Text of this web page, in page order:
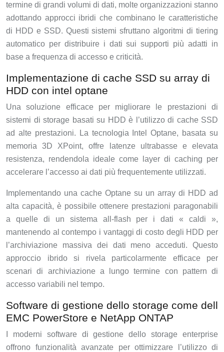
termine di grandi volumi di dati, molte organizzazioni stanno
adottando approcci ibridi che combinano le caratteristiche
di HDD e SSD. Questi sistemi sfruttano algoritmi di tiering
automatico per distribuire i dati sui supporti più adatti in
base a frequenza di accesso e criticità.
Implementazione di cache SSD su array di
HDD con intel optane
Una soluzione efficace per migliorare le prestazioni di
sistemi di storage basati su HDD è l’utilizzo di cache SSD
ad alte prestazioni. La tecnologia Intel Optane, basata su
memoria 3D XPoint, offre latenze ultrabasse e elevata
resistenza, rendendola ideale come layer di caching per
accelerare l’accesso ai dati più frequentemente utilizzati.
Implementando una cache Optane su un array di HDD ad
alta capacità, è possibile ottenere prestazioni paragonabili
a quelle di un sistema all-flash per i dati « caldi »,
mantenendo al contempo i vantaggi di costo degli HDD per
l’archiviazione massiva dei dati meno acceduti. Questo
approccio ibrido si rivela particolarmente efficace per
scenari di archiviazione a lungo termine con pattern di
accesso variabili nel tempo.
Software di gestione dello storage come dell
EMC PowerStore e NetApp ONTAP
I moderni software di gestione dello storage enterprise
offrono funzionalità avanzate per ottimizzare l’utilizzo di